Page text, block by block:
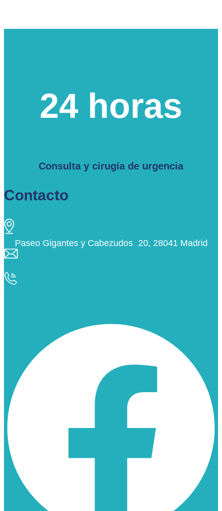
24 horas
Consulta y cirugía de urgencia
Contacto
Paseo Gigantes y Cabezudos 20, 28041 Madrid